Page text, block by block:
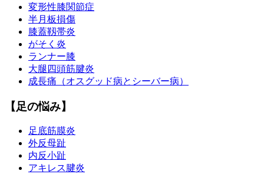
変形性膝関節症
半月板損傷
膝蓋靱帯炎
がそく炎
ランナー膝
大腿四頭筋腱炎
成長痛（オスグッド病とシーバー病）
【足の悩み】
足底筋膜炎
外反母趾
内反小趾
アキレス腱炎